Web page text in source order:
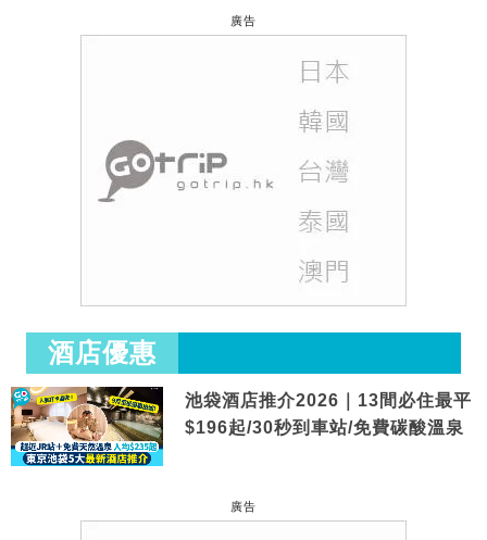
廣告
酒店優惠
池袋酒店推介2026｜13間必住最平
$196起/30秒到車站/免費碳酸溫泉
廣告